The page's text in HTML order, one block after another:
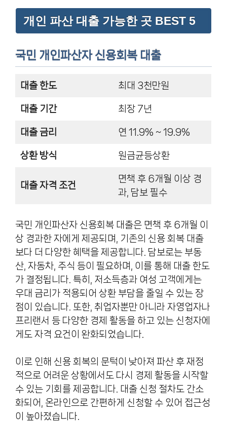
개인 파산 대출 가능한 곳 BEST 5
국민 개인파산자 신용회복 대출
대출 한도 최대 3천만원
대출 기간 최장 7년
대출 금리 연 11.9% ~ 19.9%
상환 방식 원금균등상환
대출 자격 조건
면책 후 6개월 이상 경
과, 담보 필수
국민 개인파산자 신용회복 대출은 면책 후 6개월 이
상 경과한 자에게 제공되며, 기존의 신용 회복 대출
보다 더 다양한 혜택을 제공합니다. 담보로는 부동
산, 자동차, 주식 등이 필요하며, 이를 통해 대출 한도
가 결정됩니다. 특히, 저소득층과 여성 고객에게는
우대 금리가 적용되어 상환 부담을 줄일 수 있는 장
점이 있습니다. 또한, 취업자뿐만 아니라 자영업자나
프리랜서 등 다양한 경제 활동을 하고 있는 신청자에
게도 자격 요건이 완화되었습니다.
이로 인해 신용 회복의 문턱이 낮아져 파산 후 재정
적으로 어려운 상황에서도 다시 경제 활동을 시작할
수 있는 기회를 제공합니다. 대출 신청 절차도 간소
화되어, 온라인으로 간편하게 신청할 수 있어 접근성
이 높아졌습니다.